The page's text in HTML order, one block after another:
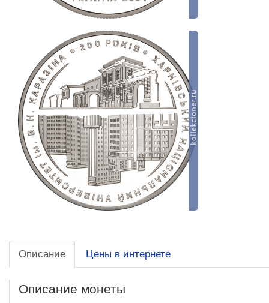
Описание Цены в интернете
Описание монеты